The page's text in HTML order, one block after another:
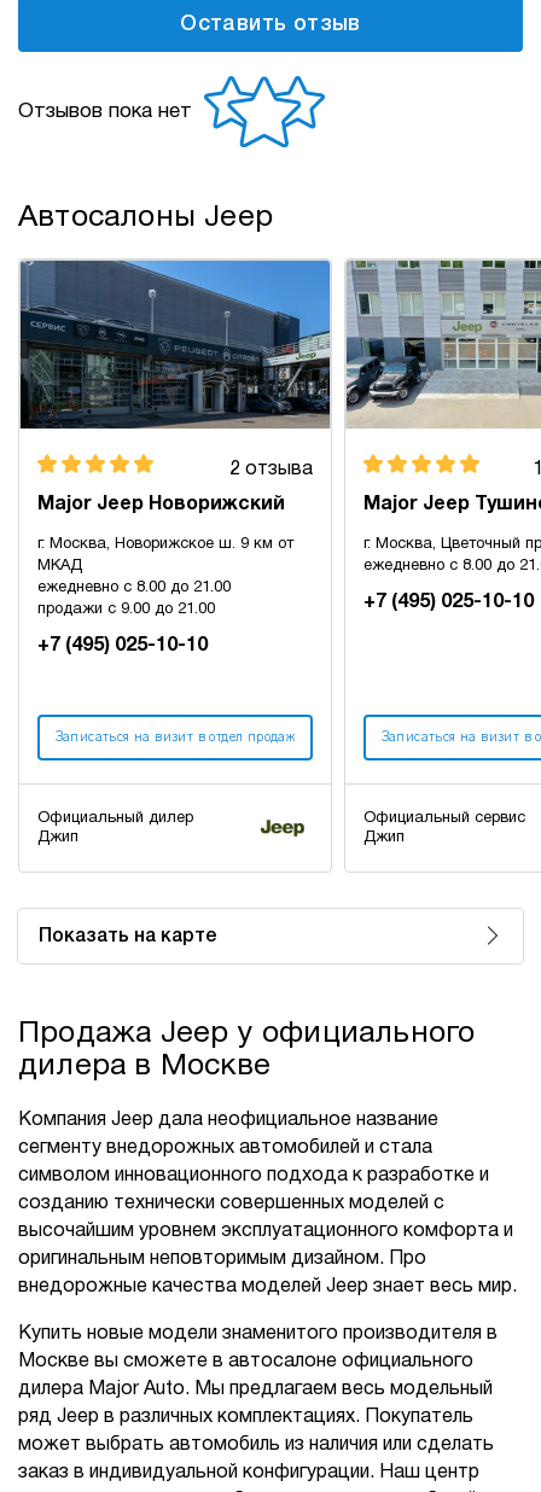
Оставить отзыв
Отзывов пока нет
Показать на карте
Автосалоны Jeep
2 отзыва
Major Jeep Новорижский
г. Москва, Новорижское ш. 9 км от
МКАД
ежедневно с 8.00 до 21.00
продажи с 9.00 до 21.00
+7 (495) 025-10-10
Записаться на визит в отдел продаж
Официальный дилер
Джип
Major Jeep
г. Москва, Цветочный
ежедневно с 8.00 до
+7 (495) 025-10-10
Записаться на визит в
Официальный сервис
Джип
Продажа Jeep у официального
дилера в Москве
Компания Jeep дала неофициальное название
сегменту внедорожных автомобилей и стала
символом инновационного подхода к разработке и
созданию технически совершенных моделей с
высочайшим уровнем эксплуатационного комфорта и
оригинальным неповторимым дизайном. Про
внедорожные качества моделей Jeep знает весь мир.
Купить новые модели знаменитого производителя в
Москве вы сможете в автосалоне официального
дилера Major Auto. Мы предлагаем весь модельный
ряд Jeep в различных комплектациях. Покупатель
может выбрать автомобиль из наличия или сделать
заказ в индивидуальной конфигурации. Наш центр